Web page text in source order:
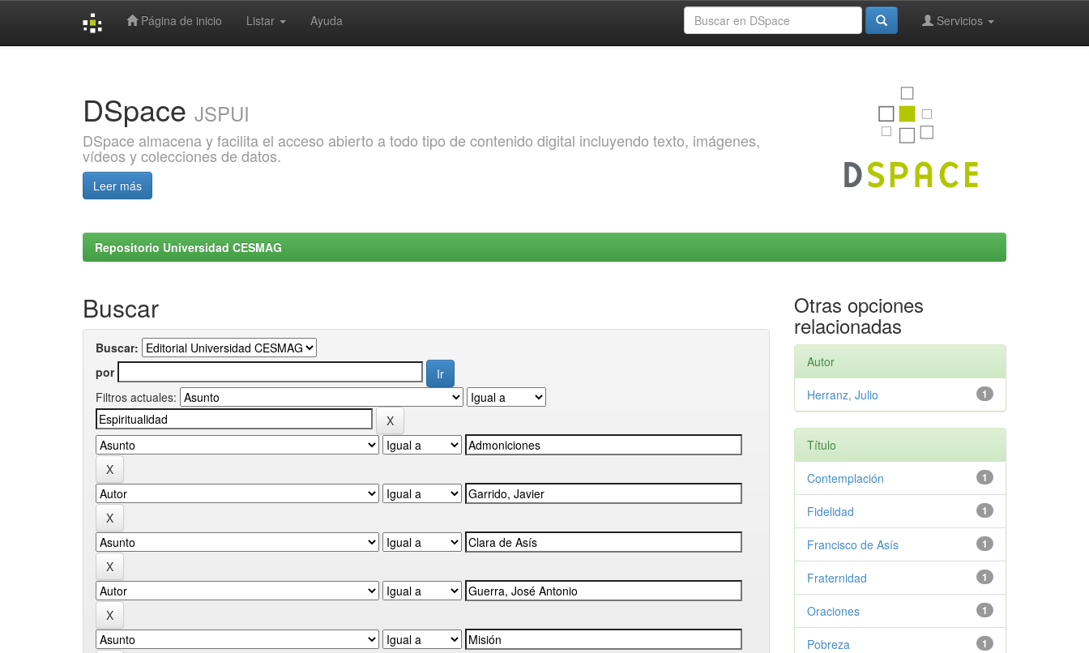
Página de inicio Listar Ayuda Servicios
DSpace JSPUI
DSpace almacena y facilita el acceso abierto a todo tipo de contenido digital incluyendo texto, imágenes,
vídeos y colecciones de datos.
Leer más
Repositorio Universidad CESMAG
Buscar
Buscar:
por
Filtros actuales:
Otras opciones
relacionadas
Autor
1
Herranz, Julio
Título
1
Contemplación
1
Fidelidad
1
Francisco de Asís
1
Fraternidad
1
Oraciones
1
Pobreza